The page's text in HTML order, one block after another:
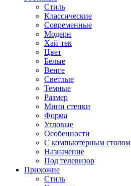
Стиль
Классические
Современные
Модерн
Хай-тек
Цвет
Белые
Венге
Светлые
Темные
Размер
Мини стенки
Форма
Угловые
Особенности
С компьютерным столом
Назначение
Под телевизор
Прихожие
Стиль